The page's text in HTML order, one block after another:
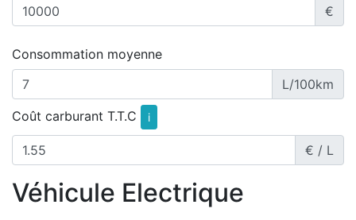
€
Consommation moyenne
L/100km
Coût carburant T.T.C
i
€ / L
Véhicule Electrique